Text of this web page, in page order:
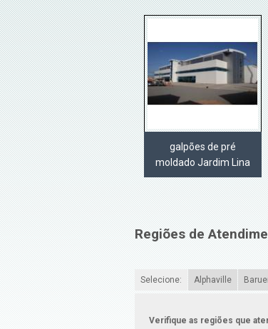
galpões de pré
moldado Jardim Lina
Regiões de
Selecione: Alphaville
Verifique as regiões que